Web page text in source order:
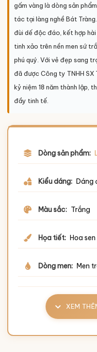
gấm vàng là dòng sản
tác tại làng nghề Bát
đùi dế độc đáo, kết hợp
tinh xảo trên nền men sứ
phú quý. Với vẻ đẹp sang
đã được Công ty TNHH SX
kỷ niệm 18 năm thành lập,
đầy tinh tế.
Dòng sản phẩm:
Kiểu dáng: Dáng
Màu sắc: Trắng
Họa tiết: Hoa sen
Dòng men: Men
XEM